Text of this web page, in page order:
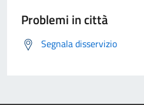
Problemi in città
Segnala disservizio